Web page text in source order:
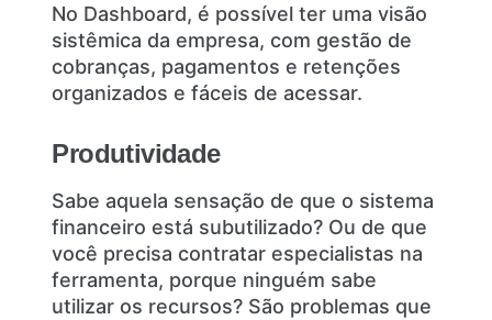
No Dashboard, é possível ter uma visão
sistêmica da empresa, com gestão de
cobranças, pagamentos e retenções
organizados e fáceis de acessar.
Produtividade
Sabe aquela sensação de que o sistema
financeiro está subutilizado? Ou de que
você precisa contratar especialistas na
ferramenta, porque ninguém sabe
utilizar os recursos? São problemas que